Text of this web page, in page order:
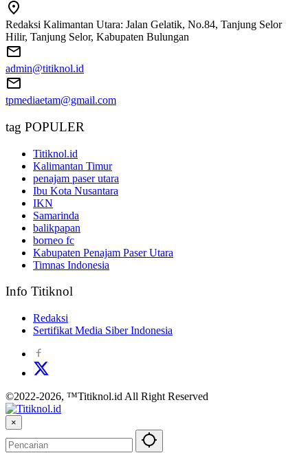
Redaksi Kalimantan Utara: Jalan Gelatik, No.84, Tanjung Selor
Hilir, Tanjung Selor, Kabupaten Bulungan
admin@titiknol.id
tpmediaetam@gmail.com
tag POPULER
Titiknol.id
Kalimantan Timur
penajam paser utara
Ibu Kota Nusantara
IKN
Samarinda
balikpapan
borneo fc
Kabupaten Penajam Paser Utara
Timnas Indonesia
Info Titiknol
Redaksi
Sertifikat Media Siber Indonesia
©2022-2026, ™Titiknol.id All Right Reserved
×